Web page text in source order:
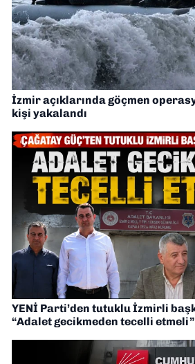
İzmir açıklarında göçmen
kişi yakalandı
YENİ Parti’den tutuklu İzmirli
“Adalet gecikmeden tecelli etmeli”